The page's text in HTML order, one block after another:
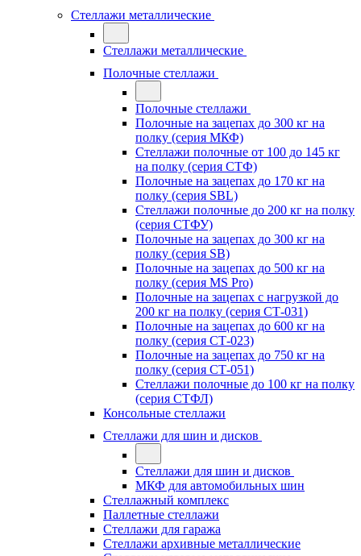
Стеллажи металлические
Стеллажи металлические
Полочные стеллажи
Полочные стеллажи
Полочные на зацепах до 300 кг на
полку (серия МКФ)
Стеллажи полочные от 100 до 145 кг
на полку (серия СТФ)
Полочные на зацепах до 170 кг на
полку (серия SBL)
Стеллажи полочные до 200 кг на полку
(серия СТФУ)
Полочные на зацепах до 300 кг на
полку (серия SB)
Полочные на зацепах до 500 кг на
полку (серия MS Pro)
Полочные на зацепах с нагрузкой до
200 кг на полку (серия СТ-031)
Полочные на зацепах до 600 кг на
полку (серия СТ-023)
Полочные на зацепах до 750 кг на
полку (серия СТ-051)
Стеллажи полочные до 100 кг на полку
(серия СТФЛ)
Консольные стеллажи
Стеллажи для шин и дисков
Стеллажи для шин и дисков
МКФ для автомобильных шин
Стеллажный комплекс
Паллетные стеллажи
Стеллажи для гаража
Стеллажи архивные металлические